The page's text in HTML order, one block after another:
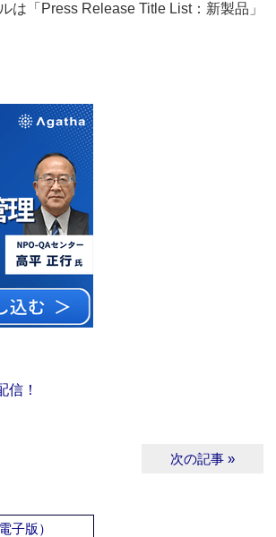
は「Press Release Title List：新製品」
！
次の記事 »
子版）